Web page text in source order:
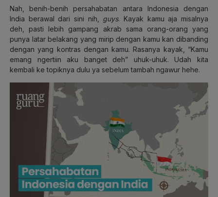
Nah, benih-benih persahabatan antara Indonesia dengan
India berawal dari sini nih, guys. Kayak kamu aja misalnya
deh, pasti lebih gampang akrab sama orang-orang yang
punya latar belakang yang mirip dengan kamu kan dibanding
dengan yang kontras dengan kamu. Rasanya kayak, “Kamu
emang ngertiin aku banget deh” uhuk-uhuk. Udah kita
kembali ke topiknya dulu ya sebelum tambah ngawur hehe.